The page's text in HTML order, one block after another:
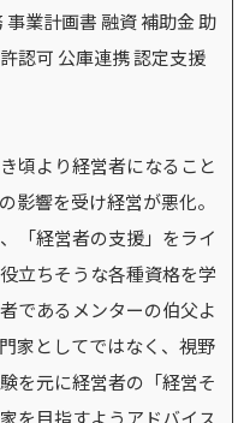
業計画書 融資 補助金 助
認可 公庫連携 認定支援
頃より経営者になること
影響を受け経営が悪化。
「経営者の支援」をライ
立ちそうな各種資格を学
であるメンターの伯父よ
家としてではなく、視野
を元に経営者の「経営そ